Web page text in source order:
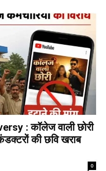
: कॉलेज वाली छोरी
की छवि खराब
0